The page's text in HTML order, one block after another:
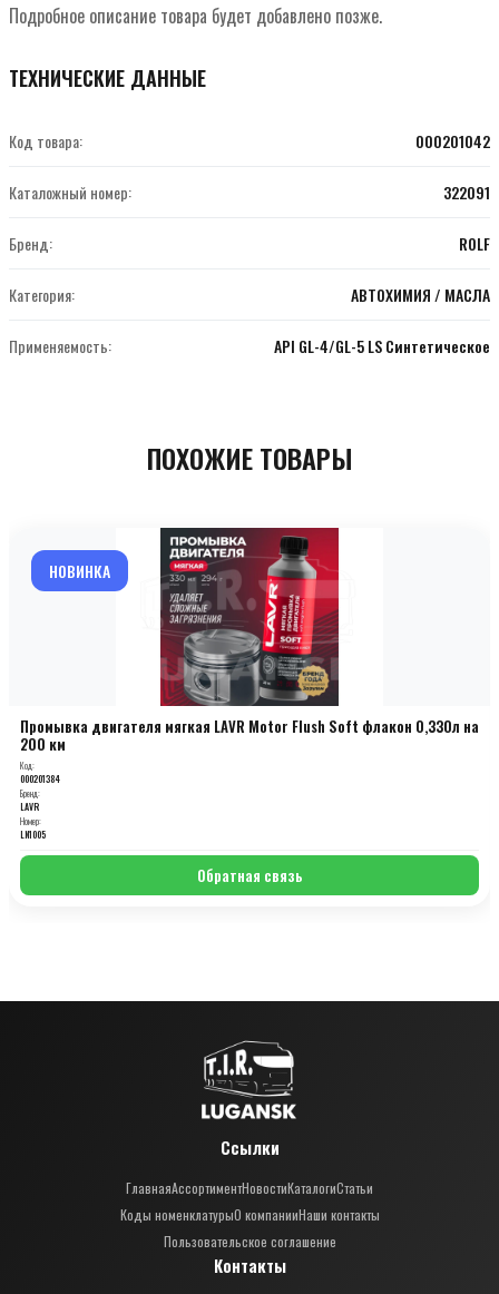
Подробное описание товара будет добавлено позже.
ТЕХНИЧЕСКИЕ ДАННЫЕ
Код товара: 000201042
Каталожный номер: 322091
Бренд: ROLF
Категория: АВТОХИМИЯ / МАСЛА
Применяемость: API GL-4/GL-5 LS Синтетическое
ПОХОЖИЕ ТОВАРЫ
НОВИНКА
Промывка двигателя мягкая LAVR Motor Flush Soft флакон 0,330л на
200 км
Код:
000201384
Бренд:
LAVR
Номер:
LN1005
Обратная связь
Ссылки
ГлавнаяАссортиментНовостиКаталогиСтатьи
Коды номенклатурыО компанииНаши контакты
Пользовательское соглашение
Контакты